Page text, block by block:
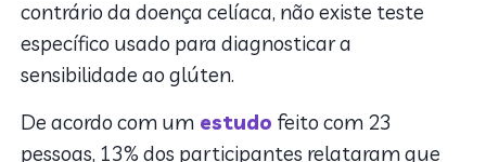
contrário da doença celíaca, não existe teste
específico usado para diagnosticar a
sensibilidade ao glúten.
De acordo com um estudo feito com 23
pessoas, 13% dos participantes relataram que